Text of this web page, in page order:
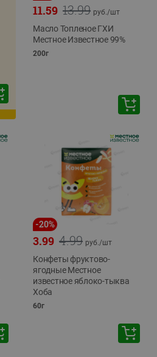
13.99
11.59 руб./шт
Масло Топленое ГХИ
Местное Известное 99%
200г
-20%
4.99
3.99 руб./шт
Конфеты фруктово-
ягодные Местное
известное яблоко-тыква
Хоба
60г